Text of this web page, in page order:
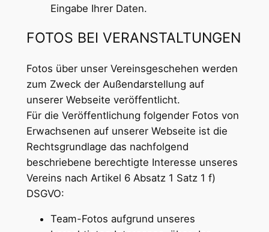
Eingabe Ihrer Daten.
FOTOS BEI VERANSTALTUNGEN
Fotos über unser Vereinsgeschehen werden
zum Zweck der Außendarstellung auf
unserer Webseite veröffentlicht.
Für die Veröffentlichung folgender Fotos von
Erwachsenen auf unserer Webseite ist die
Rechtsgrundlage das nachfolgend
beschriebene berechtigte Interesse unseres
Vereins nach Artikel 6 Absatz 1 Satz 1 f)
DSGVO:
Team-Fotos aufgrund unseres